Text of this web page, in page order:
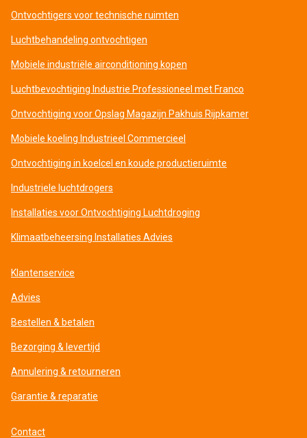
Ontvochtigers voor technische ruimten
Luchtbehandeling ontvochtigen
Mobiele industriële airconditioning kopen
Luchtbevochtiging Industrie Professioneel met Franco
Ontvochtiging voor Opslag Magazijn Pakhuis Rijpkamer
Mobiele koeling Industrieel Commercieel
Ontvochtiging in koelcel en koude productieruimte
Industriele luchtdrogers
Installaties voor Ontvochtiging Luchtdroging
Klimaatbeheersing Installaties Advies
Klantenservice
Advies
Bestellen & betalen
Bezorging & levertijd
Annulering & retourneren
Garantie & reparatie
Contact